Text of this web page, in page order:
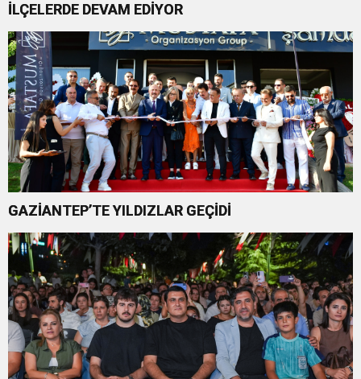
İLÇELERDE DEVAM EDİYOR
GAZİANTEP’TE YILDIZLAR GEÇİDİ